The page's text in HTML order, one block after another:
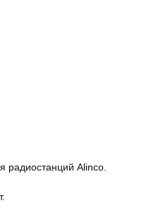
радиостанций Alinco.